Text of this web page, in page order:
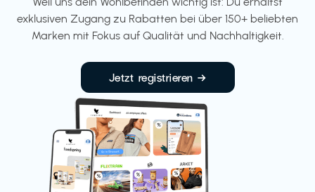
exklusiven Zugang zu Rabatten bei über 150+ beliebten
Marken mit Fokus auf Qualität und Nachhaltigkeit.
Jetzt registrieren →